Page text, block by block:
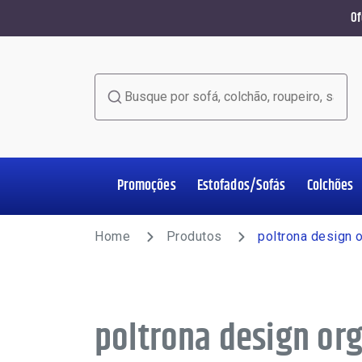
Home Office
Promoções Estofados/Sofás
Estofados/Sofás
Colchões
Colchões
Salas de Jantar
Poltronas
Racks e Painéis
Roupeiros
Complementos
Home Produtos poltrona design
poltrona design